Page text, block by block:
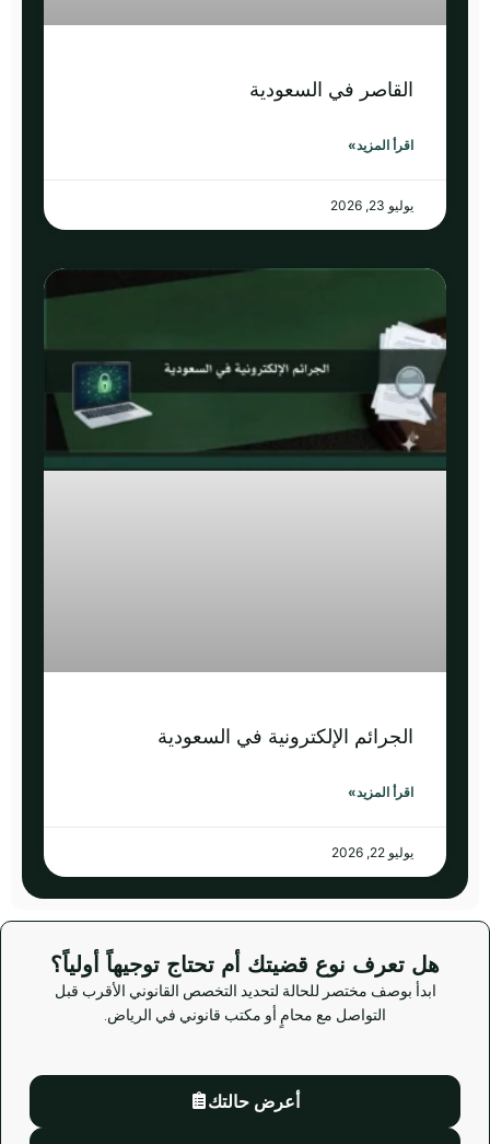
القاصر في السعودية
اقرأ المزيد»
يوليو 23, 2026
الجرائم الإلكترونية في السعودية
اقرأ المزيد»
يوليو 22, 2026
هل تعرف نوع قضيتك أم تحتاج توجيهاً أولياً؟
ابدأ بوصف مختصر للحالة لتحديد التخصص القانوني الأقرب قبل
التواصل مع محامٍ أو مكتب قانوني في الرياض.
أعرض حالتك